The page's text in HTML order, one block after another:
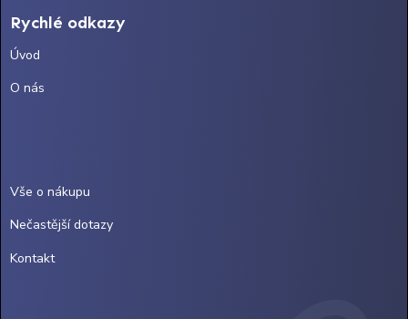
Rychlé odkazy
Úvod
O nás
Vše o nákupu
Nečastější dotazy
Kontakt